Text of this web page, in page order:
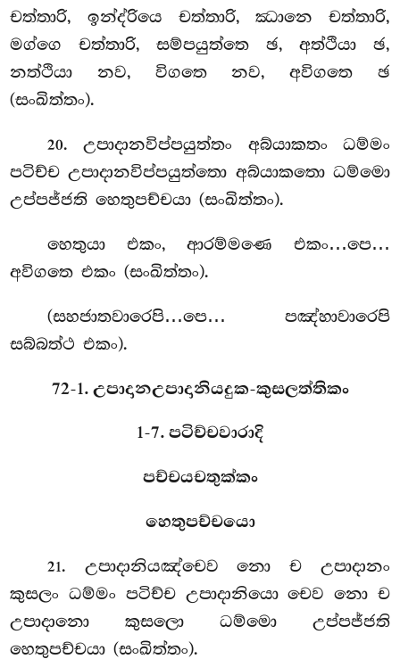
චත්තාරි, ඉන්ද්රියෙ චත්තාරි, ඣානෙ චත්තාරි,
මග්ගෙ චත්තාරි, සම්පයුත්තෙ ඡ, අත්ථියා ඡ,
නත්ථියා නව, විගතෙ නව, අවිගතෙ ඡ
(සංඛිත්තං).
20. උපාදානවිප්පයුත්තං අබ්යාකතං ධම්මං
පටිච්ච උපාදානවිප්පයුත්තො අබ්යාකතො ධම්මො
උප්පජ්ජති හෙතුපච්චයා (සංඛිත්තං).
හෙතුයා එකං, ආරම්මණෙ එකං…පෙ…
අවිගතෙ එකං (සංඛිත්තං).
(සහජාතවාරෙපි…පෙ… පඤ්හාවාරෙපි
සබ්බත්ථ එකං).
72-1. උපාදානඋපාදානියදුක-කුසලත්තිකං
1-7. පටිච්චවාරාදි
පච්චයචතුක්කං
හෙතුපච්චයො
21. උපාදානියඤ්චෙව නො ච උපාදානං
කුසලං ධම්මං පටිච්ච උපාදානියො චෙව නො ච
උපාදානො කුසලො ධම්මො උප්පජ්ජති
හෙතුපච්චයා (සංඛිත්තං).